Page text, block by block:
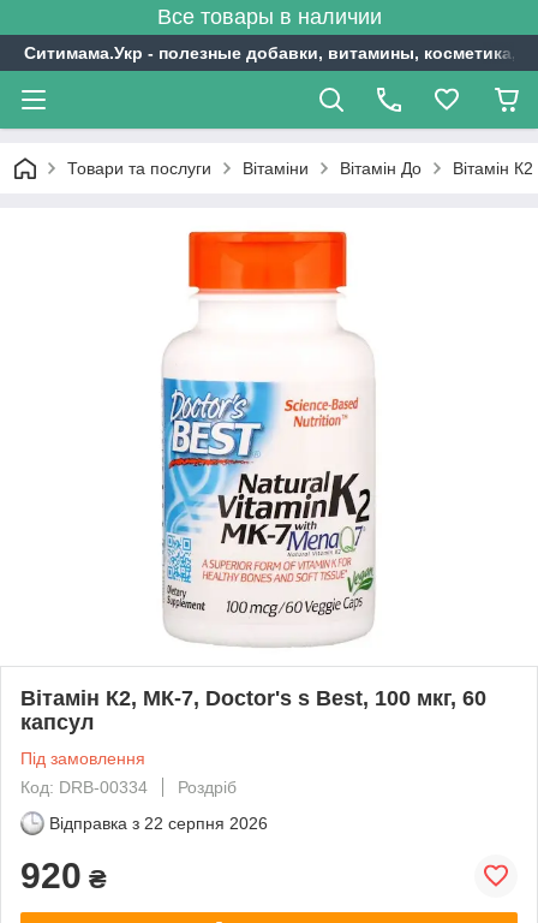
Все товары в наличии
Ситимама.Укр - полезные добавки, витамины, косметика,
Товари та послуги Вітаміни Вітамін До Вітамін К2
Вітамін К2, МК-7, Doctor's s Best, 100 мкг, 60
капсул
Під замовлення
Код: DRB-00334
Роздріб
Відправка з 22 серпня 2026
920 ₴